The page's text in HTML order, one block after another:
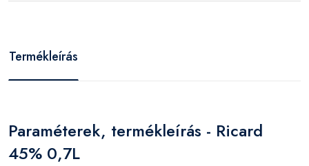
Termékleírás
Paraméterek, termékleírás - Ricard
45% 0,7L